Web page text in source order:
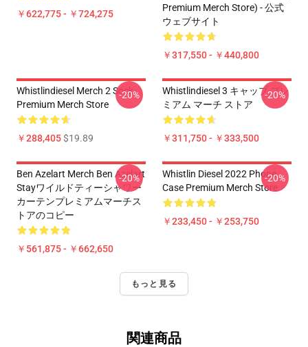
￥622,775 - ￥724,275
Premium Merch Store) - 公式
ウェブサイト
￥317,550 - ￥440,800
Whistlindiesel Merch 2 Sock
Premium Merch Store
￥288,405$19.89
-20%
Whistlindiesel 3 キャップ プレ
ミアム マーチ ストア
￥311,750 - ￥333,500
-20%
Ben Azelart Merch Ben Azelart
Stayワイルドティーシャワー
カーテンプレミアムマーチス
トアのコピー
￥561,875 - ￥662,650
-20%
Whistlin Diesel 2022 Phone
Case Premium Merch Store
￥233,450 - ￥253,750
-20%
もっと見る
関連商品